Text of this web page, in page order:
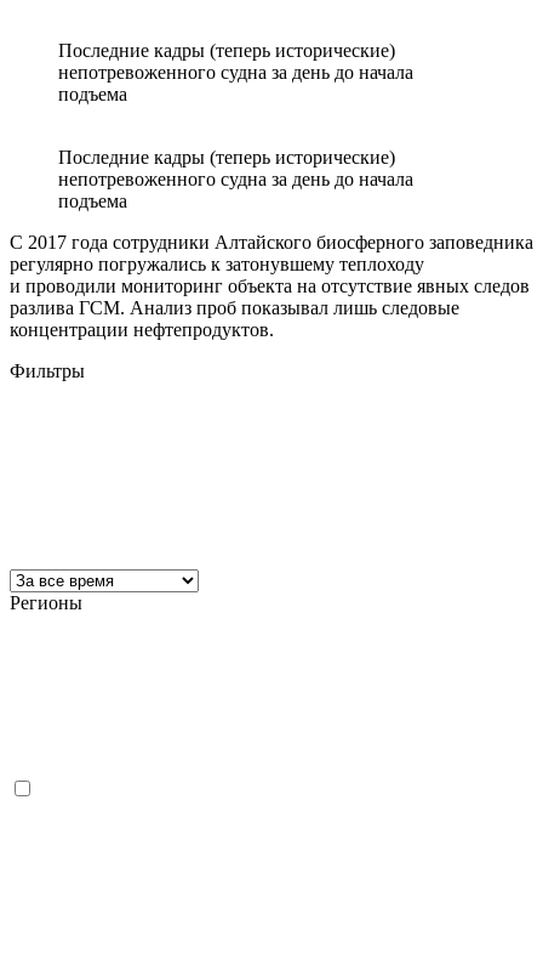
Последние кадры (теперь исторические)
непотревоженного судна за день до начала
подъема
Последние кадры (теперь исторические)
непотревоженного судна за день до начала
подъема
С 2017 года сотрудники Алтайского биосферного заповедника
регулярно погружались к затонувшему теплоходу
и проводили мониторинг объекта на отсутствие явных следов
разлива ГСМ. Анализ проб показывал лишь следовые
концентрации нефтепродуктов.
Фильтры
Регионы